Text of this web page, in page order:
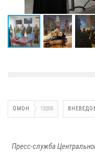
ОМОН 13205
Пресс-служба